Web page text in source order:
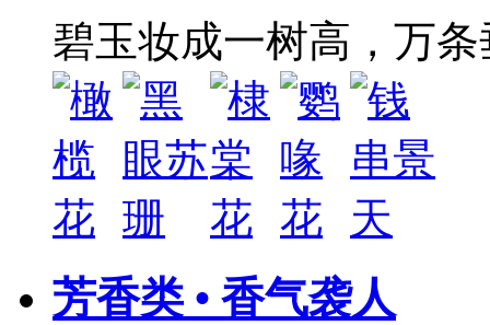
碧玉妆成一树高，万
芳香类 • 香气袭人